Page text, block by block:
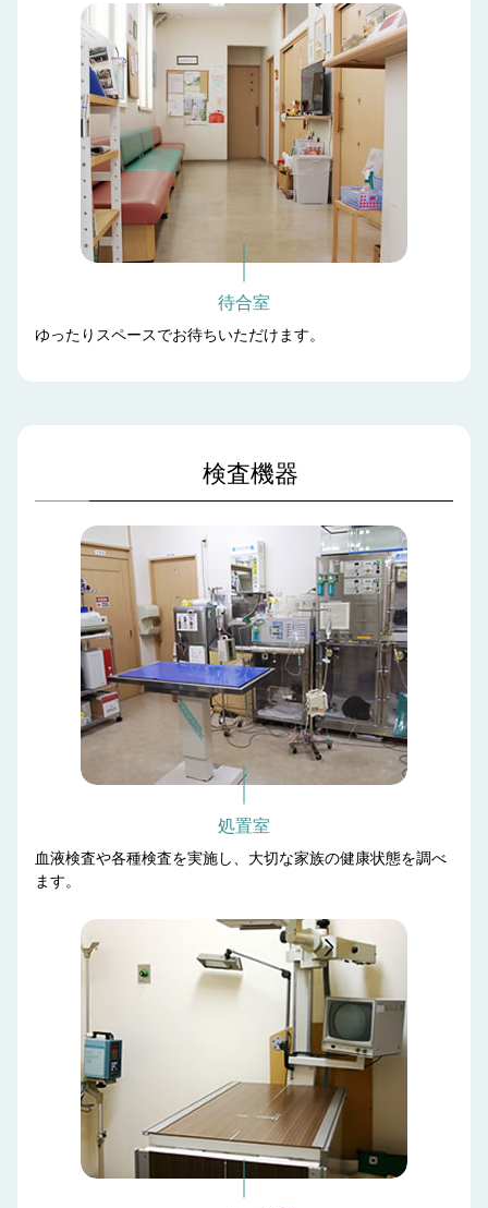
待合室
ゆったりスペースでお待ちいただけます。
検査機器
処置室
血液検査や各種検査を実施し、大切な家族の健康状態を調べ
ます。